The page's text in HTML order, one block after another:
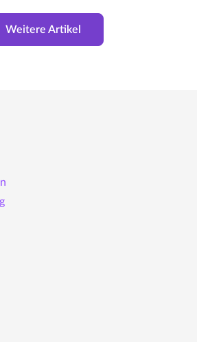
Ergebnis: teure Doppelstrukturen,
Investitionsbereitschaft
eine klug gesteuerte Förderung, die
Weitere Artikel